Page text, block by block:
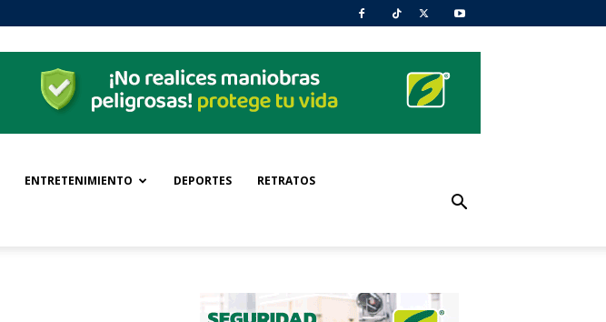
ENTRETENIMIENTO DEPORTES RETRATOS